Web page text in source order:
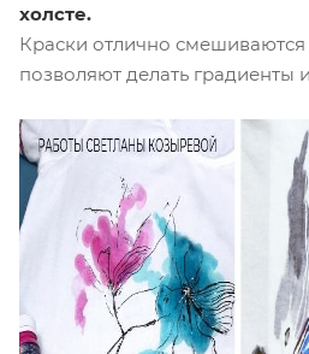
холсте.
Краски отлично
позволяют делать градиенты